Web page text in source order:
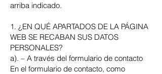
arriba indicado.
1. ¿EN QUÉ APARTADOS DE LA PÁGINA
WEB SE RECABAN SUS DATOS
PERSONALES?
a). – A través del formulario de contacto
En el formulario de contacto, como